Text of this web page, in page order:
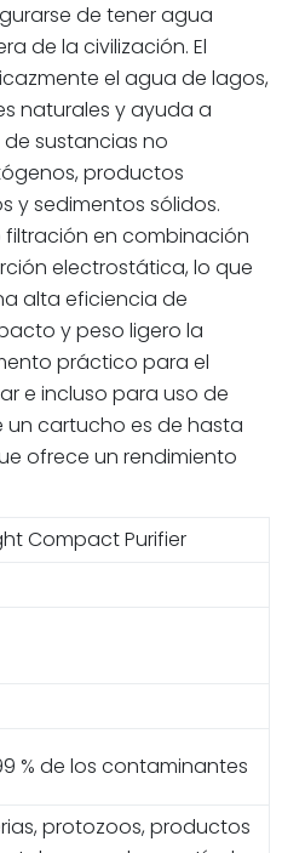
de tener agua
de la civilización. El
el agua de lagos,
naturales y ayuda a
sustancias no
productos
y sedimentos sólidos.
en combinación
electrostática, lo que
alta eficiencia de
y peso ligero la
práctico para el
e incluso para uso de
un cartucho es de hasta
ofrece un rendimiento
Compact Purifier
% de los contaminantes
protozoos, productos